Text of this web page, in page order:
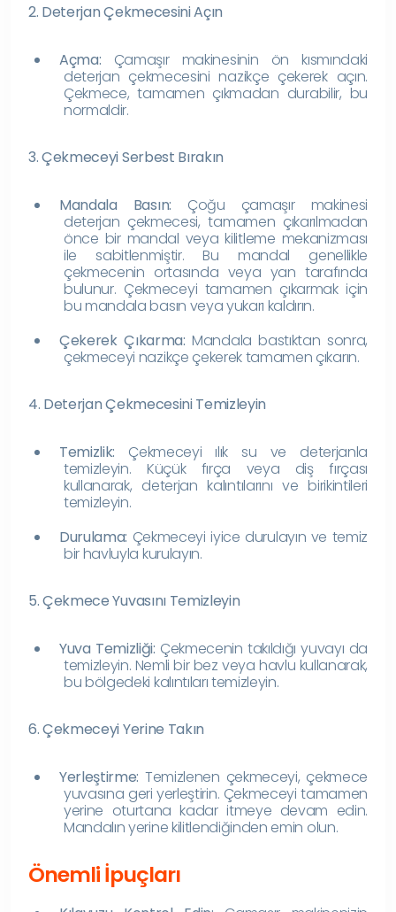
2. Deterjan Çekmecesini Açın
Açma: Çamaşır makinesinin ön kısmındaki
deterjan çekmecesini nazikçe çekerek açın.
Çekmece, tamamen çıkmadan durabilir, bu
normaldir.
3. Çekmeceyi Serbest Bırakın
Mandala Basın: Çoğu çamaşır makinesi
deterjan çekmecesi, tamamen çıkarılmadan
önce bir mandal veya kilitleme mekanizması
ile sabitlenmiştir. Bu mandal genellikle
çekmecenin ortasında veya yan tarafında
bulunur. Çekmeceyi tamamen çıkarmak için
bu mandala basın veya yukarı kaldırın.
Çekerek Çıkarma: Mandala bastıktan sonra,
çekmeceyi nazikçe çekerek tamamen çıkarın.
4. Deterjan Çekmecesini Temizleyin
Temizlik: Çekmeceyi ılık su ve deterjanla
temizleyin. Küçük fırça veya diş fırçası
kullanarak, deterjan kalıntılarını ve birikintileri
temizleyin.
Durulama: Çekmeceyi iyice durulayın ve temiz
bir havluyla kurulayın.
5. Çekmece Yuvasını Temizleyin
Yuva Temizliği: Çekmecenin takıldığı yuvayı da
temizleyin. Nemli bir bez veya havlu kullanarak,
bu bölgedeki kalıntıları temizleyin.
6. Çekmeceyi Yerine Takın
Yerleştirme: Temizlenen çekmeceyi, çekmece
yuvasına geri yerleştirin. Çekmeceyi tamamen
yerine oturtana kadar itmeye devam edin.
Mandalın yerine kilitlendiğinden emin olun.
Önemli İpuçları